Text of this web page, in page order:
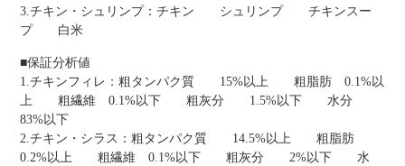
3.チキン・シュリンプ：チキン シュリンプ チキンスー
プ 白米
■保証分析値
1.チキンフィレ：粗タンパク質 15%以上 粗脂肪 0.1%以
上 粗繊維 0.1%以下 粗灰分 1.5%以下 水分
83%以下
2.チキン・シラス：粗タンパク質 14.5%以上 粗脂肪
0.2%以上 粗繊維 0.1%以下 粗灰分 2%以下 水